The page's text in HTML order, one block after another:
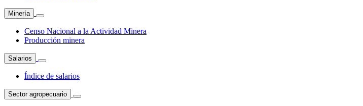
Minería
Censo Nacional a la Actividad Minera
Producción minera
Salarios
Índice de salarios
Sector agropecuario